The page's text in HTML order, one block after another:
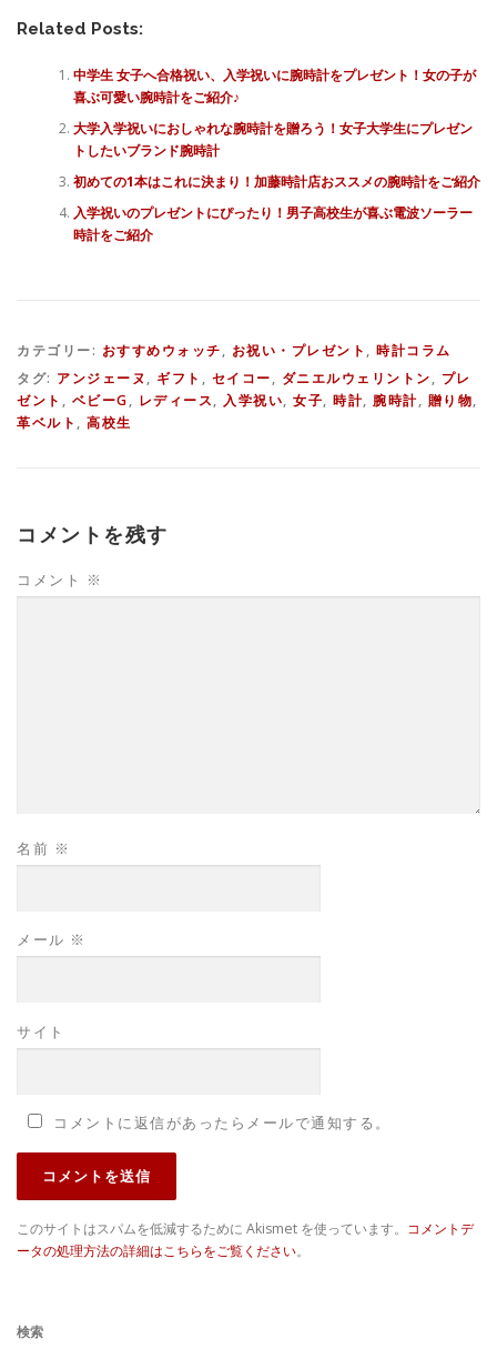
Related Posts:
中学生 女子へ合格祝い、入学祝いに腕時計をプレゼント！女の子が
喜ぶ可愛い腕時計をご紹介♪
大学入学祝いにおしゃれな腕時計を贈ろう！女子大学生にプレゼン
トしたいブランド腕時計
初めての1本はこれに決まり！加藤時計店おススメの腕時計をご紹介
入学祝いのプレゼントにぴったり！男子高校生が喜ぶ電波ソーラー
時計をご紹介
カテゴリー: おすすめウォッチ, お祝い・プレゼント , 時計コラム
タグ: アンジェーヌ , ギフト , セイコー, ダニエルウェリントン, プレ
ゼント , ベビーG, レディース, 入学祝い, 女子, 時計, 腕時計, 贈り物,
革ベルト , 高校生
コメントを残す
コメント ※
名前 ※
メール ※
サイト
コメントに返信があったらメールで通知する。
このサイトはスパムを低減するために Akismet を使っています。 コメントデ
ータの処理方法の詳細はこちらをご覧ください。
検索